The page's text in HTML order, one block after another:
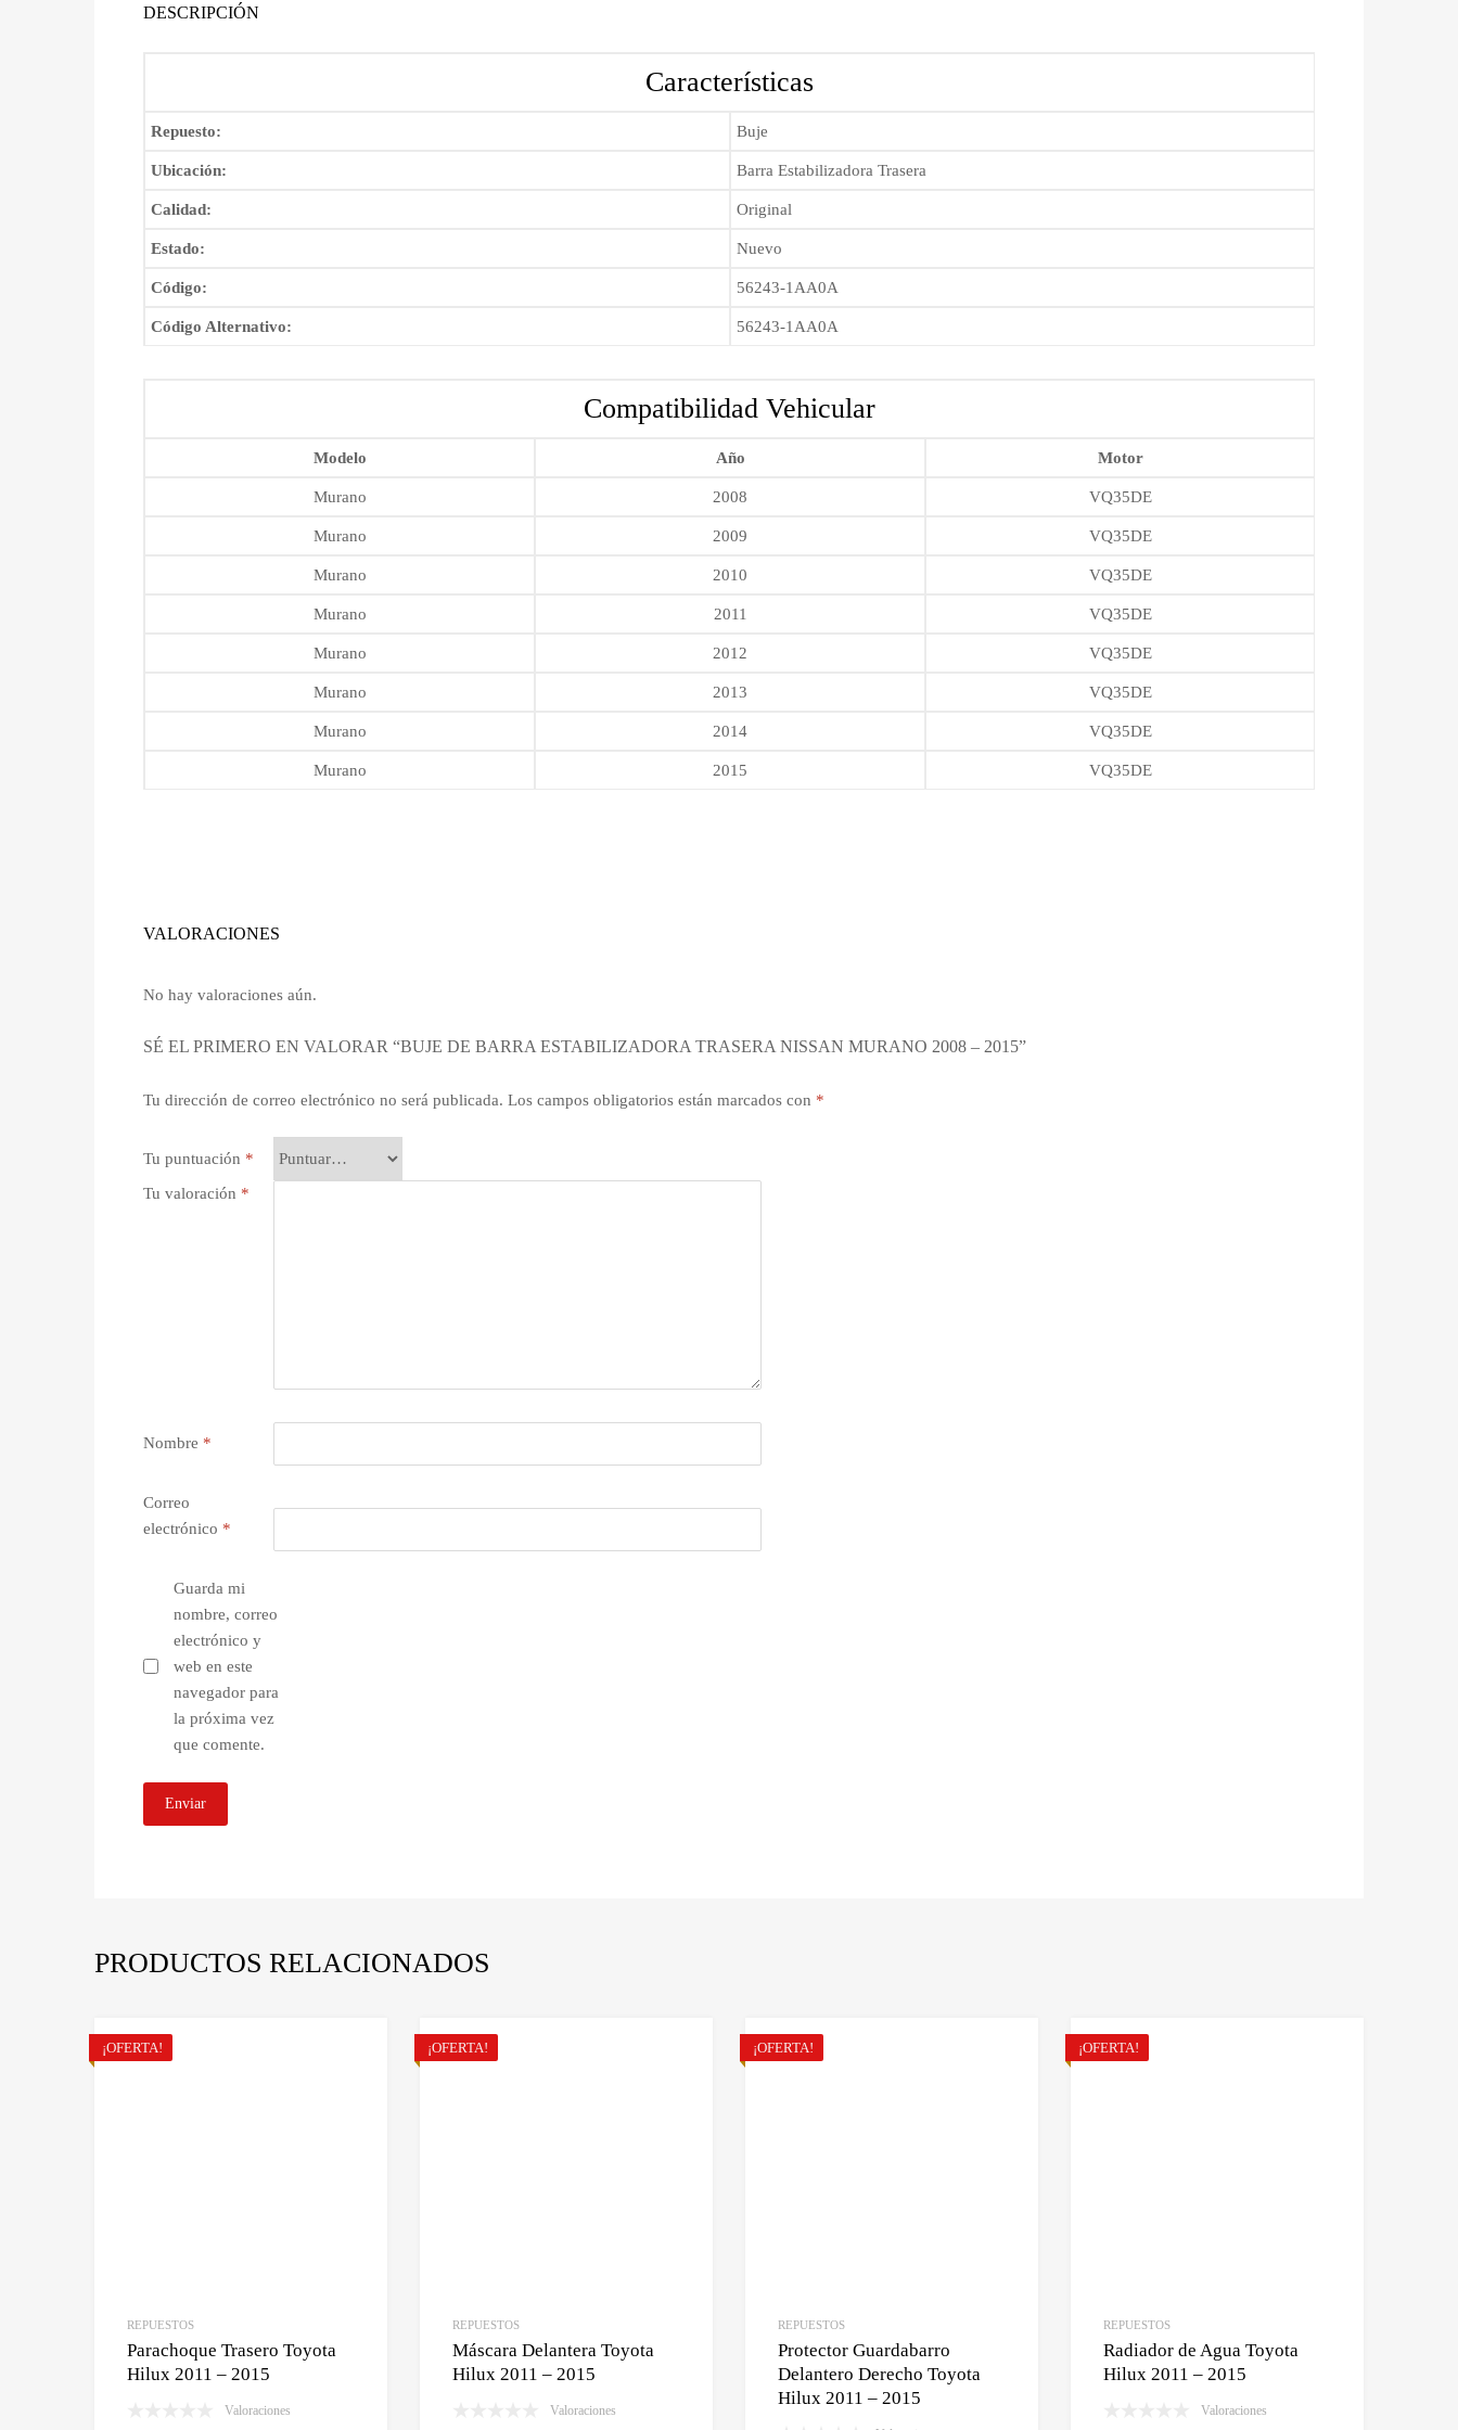
DESCRIPCIÓN
Características
Repuesto: Buje
Ubicación: Barra Estabilizadora Trasera
Calidad: Original
Estado: Nuevo
Código: 56243-1AA0A
Código Alternativo: 56243-1AA0A
Compatibilidad Vehicular
Modelo Año Motor
Murano 2008 VQ35DE
Murano 2009 VQ35DE
Murano 2010 VQ35DE
Murano 2011 VQ35DE
Murano 2012 VQ35DE
Murano 2013 VQ35DE
Murano 2014 VQ35DE
Murano 2015 VQ35DE
VALORACIONES
No hay valoraciones aún.
SÉ EL PRIMERO EN VALORAR “BUJE DE BARRA ESTABILIZADORA TRASERA NISSAN MURANO 2008 – 2015”
Tu dirección de correo electrónico no será publicada. Los campos obligatorios están marcados con *
Tu puntuación *
Tu valoración *
Nombre *
Correo
electrónico *
Guarda mi
nombre, correo
electrónico y
web en este
navegador para
la próxima vez
que comente.
PRODUCTOS RELACIONADOS
¡OFERTA!
REPUESTOS
Parachoque Trasero Toyota
Hilux 2011 – 2015
Valoraciones
¡OFERTA!
REPUESTOS
Máscara Delantera Toyota
Hilux 2011 – 2015
Valoraciones
¡OFERTA!
REPUESTOS
Protector Guardabarro
Delantero Derecho Toyota
Hilux 2011 – 2015
¡OFERTA!
REPUESTOS
Radiador de Agua Toyota
Hilux 2011 – 2015
Valoraciones